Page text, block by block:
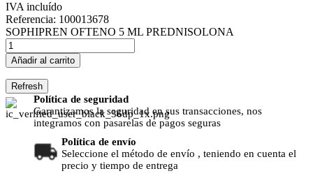
IVA incluído
Referencia: 100013678
SOPHIPREN OFTENO 5 ML PREDNISOLONA
Añadir al carrito
Política de seguridad
Garantizamos la seguridad en sus transacciones, nos
integramos con pasarelas de pagos seguras
Política de envío
Seleccione el método de envío , teniendo en cuenta el
precio y tiempo de entrega